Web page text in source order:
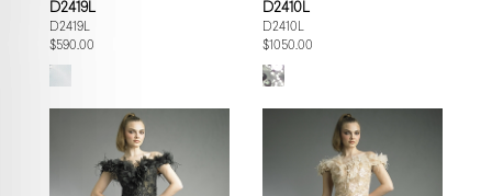
D2419L
D2419L
$590.00
D2410L
D2410L
$1050.00